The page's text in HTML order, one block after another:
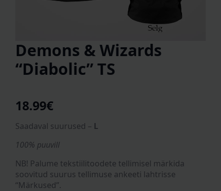
Demons & Wizards
“Diabolic” TS
18.99€
Saadaval suurused – L
100% puuvill
NB! Palume tekstiilitoodete tellimisel märkida
soovitud suurus tellimuse ankeeti lahtrisse
“Märkused”.